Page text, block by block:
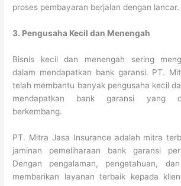
proses pembayaran berjalan dengan lancar.
3. Pengusaha Kecil dan Menengah
Bisnis kecil dan menengah sering
dalam mendapatkan bank garansi. PT.
telah membantu banyak pengusaha kecil
mendapatkan bank garansi yang
berkembang.
PT. Mitra Jasa Insurance adalah mitra
jaminan pemeliharaan bank garansi
Dengan pengalaman, pengetahuan,
memberikan layanan terbaik kepada